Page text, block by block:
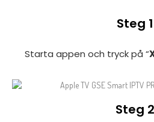
Steg 1
Starta appen och tryck på “
Steg 2